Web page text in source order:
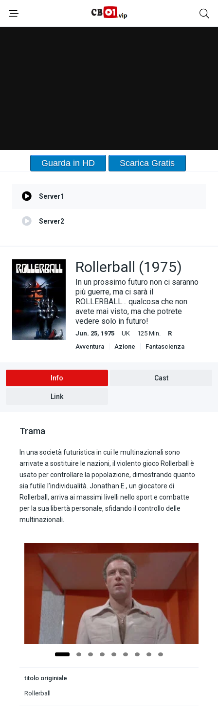
Guarda in HD Scarica Gratis
Server1
Server2
Rollerball (1975)
In un prossimo futuro non ci saranno
più guerre, ma ci sarà il
ROLLERBALL... qualcosa che non
avete mai visto, ma che potrete
vedere solo in futuro!
Jun. 25, 1975 UK 125 Min.
R
Avventura
Azione Fantascienza
Info Cast
Link
Trama
In una società futuristica in cui le multinazionali sono
arrivate a sostituire le nazioni, il violento gioco Rollerball è
usato per controllare la popolazione, dimostrando quanto
sia futile l’individualità. Jonathan E., un giocatore di
Rollerball, arriva ai massimi livelli nello sport e combatte
per la sua libertà personale, sfidando il controllo delle
multinazionali.
titolo originiale
Rollerball